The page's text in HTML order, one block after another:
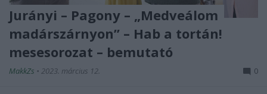
Jurányi – Pagony – „Medveálom
madárszárnyon” – Hab a tortán!
mesesorozat – bemutató
MakkZs • 2023. március 12. 0